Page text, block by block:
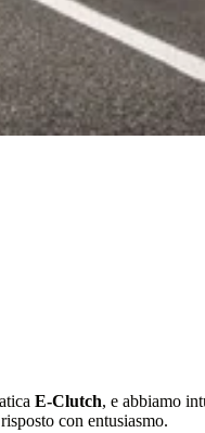
E-Clutch, e abbiamo
con entusiasmo.